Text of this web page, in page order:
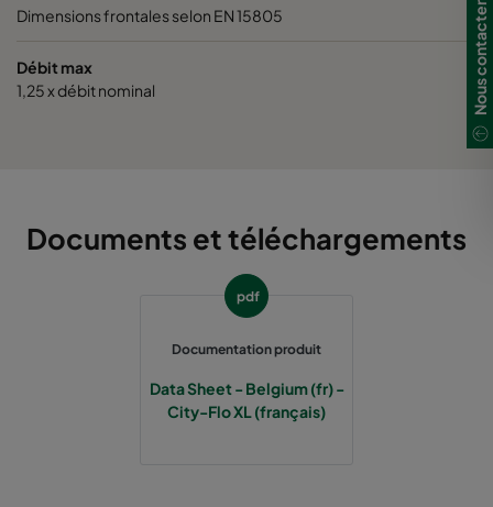
0185 287x592x520-5
ePM1 85%
Dimensions frontales selon EN 15805
Débit max
1,25 x débit nominal
Documents et téléchargements
pdf
Documentation produit
Data Sheet - Belgium (fr) -
City-Flo XL (français)
Nous contacter